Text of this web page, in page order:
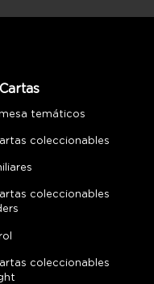
temáticos
coleccionables
coleccionables
coleccionables